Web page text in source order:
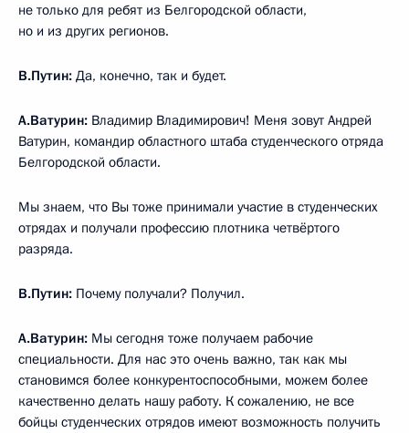
не только для ребят из Белгородской области,
но и из других регионов.
В.Путин: Да, конечно, так и будет.
А.Ватурин: Владимир Владимирович! Меня зовут Андрей
Ватурин, командир областного штаба студенческого отряда
Белгородской области.
Мы знаем, что Вы тоже принимали участие в студенческих
отрядах и получали профессию плотника четвёртого
разряда.
В.Путин: Почему получали? Получил.
А.Ватурин: Мы сегодня тоже получаем рабочие
специальности. Для нас это очень важно, так как мы
становимся более конкурентоспособными, можем более
качественно делать нашу работу. К сожалению, не все
бойцы студенческих отрядов имеют возможность получить